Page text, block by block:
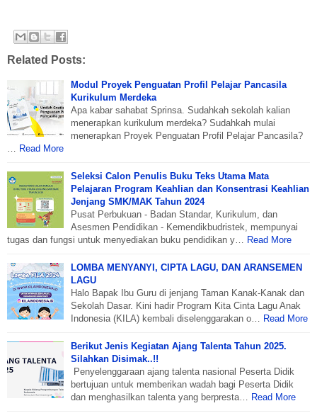
Related Posts:
Modul Proyek Penguatan Profil Pelajar Pancasila
Kurikulum Merdeka
Apa kabar sahabat Sprinsa. Sudahkah sekolah kalian
menerapkan kurikulum merdeka? Sudahkah mulai
menerapkan Proyek Penguatan Profil Pelajar Pancasila?
Read More
Seleksi Calon Penulis Buku Teks Utama Mata
Pelajaran Program Keahlian dan Konsentrasi Keahlian
Jenjang SMK/MAK Tahun 2024
Pusat Perbukuan - Badan Standar, Kurikulum, dan
Asesmen Pendidikan - Kemendikbudristek, mempunyai
tugas dan fungsi untuk menyediakan buku pendidikan y…
Read More
LOMBA MENYANYI, CIPTA LAGU, DAN ARANSEMEN
LAGU
Halo Bapak Ibu Guru di jenjang Taman Kanak-Kanak dan
Sekolah Dasar. Kini hadir Program Kita Cinta Lagu Anak
Indonesia (KILA) kembali diselenggarakan o…
Read More
Berikut Jenis Kegiatan Ajang Talenta Tahun 2025.
Silahkan Disimak..!!
Penyelenggaraan ajang talenta nasional Peserta Didik
bertujuan untuk memberikan wadah bagi Peserta Didik
dan menghasilkan talenta yang berpresta…
Read More